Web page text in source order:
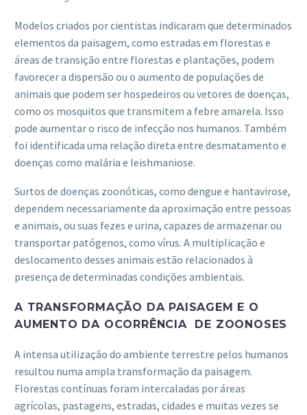
Modelos criados por cientistas indicaram que determinados
elementos da paisagem, como estradas em florestas e
áreas de transição entre florestas e plantações, podem
favorecer a dispersão ou o aumento de populações de
animais que podem ser hospedeiros ou vetores de doenças,
como os mosquitos que transmitem a febre amarela. Isso
pode aumentar o risco de infecção nos humanos. Também
foi identificada uma relação direta entre desmatamento e
doenças como malária e leishmaniose.
Surtos de doenças zoonóticas, como dengue e hantavirose,
dependem necessariamente da aproximação entre pessoas
e animais, ou suas fezes e urina, capazes de armazenar ou
transportar patógenos, como vírus. A multiplicação e
deslocamento desses animais estão relacionados à
presença de determinadas condições ambientais.
A TRANSFORMAÇÃO DA PAISAGEM E O
AUMENTO DA OCORRÊNCIA DE ZOONOSES
A intensa utilização do ambiente terrestre pelos humanos
resultou numa ampla transformação da paisagem.
Florestas contínuas foram intercaladas por áreas
agrícolas, pastagens, estradas, cidades e muitas vezes se